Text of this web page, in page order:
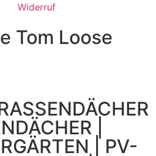
Widerruf
Tom Loose
|
| PV-